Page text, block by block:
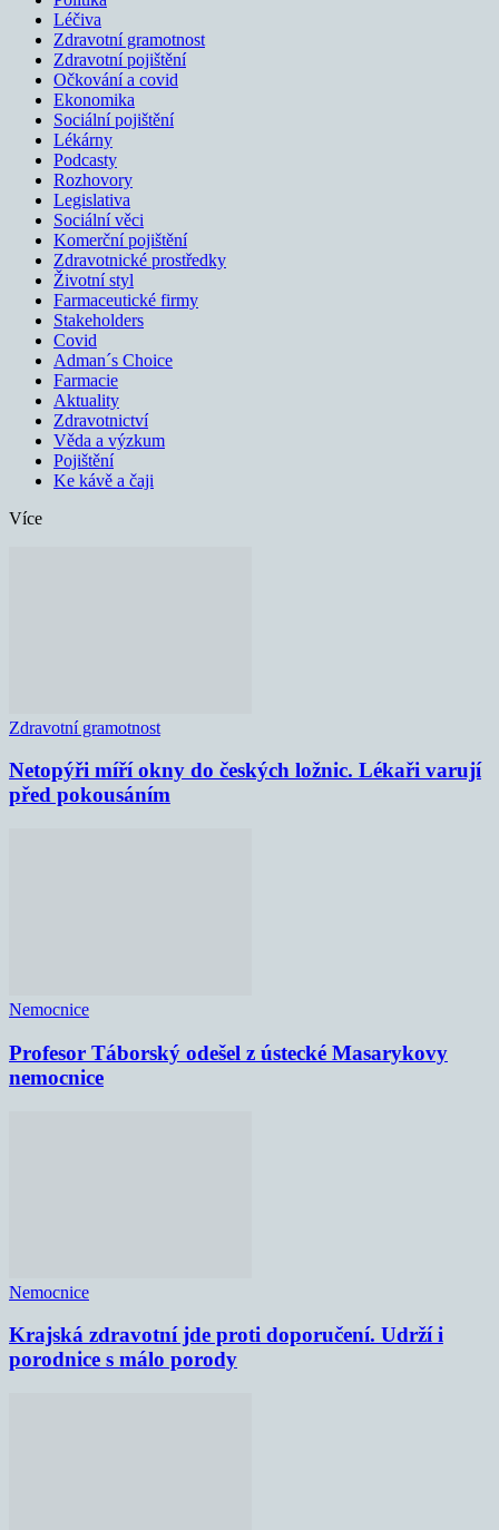
Léčiva
Zdravotní gramotnost
Zdravotní pojištění
Očkování a covid
Ekonomika
Sociální pojištění
Lékárny
Podcasty
Rozhovory
Legislativa
Sociální věci
Komerční pojištění
Zdravotnické prostředky
Životní styl
Farmaceutické firmy
Stakeholders
Covid
Adman´s Choice
Farmacie
Aktuality
Zdravotnictví
Věda a výzkum
Pojištění
Ke kávě a čaji
Více
Zdravotní gramotnost
Netopýři míří okny do českých ložnic. Lékaři varují
před pokousáním
Nemocnice
Profesor Táborský odešel z ústecké Masarykovy
nemocnice
Nemocnice
Krajská zdravotní jde proti doporučení. Udrží i
porodnice s málo porody